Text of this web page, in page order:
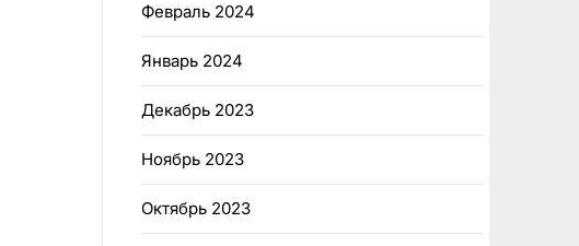
Февраль 2024
Январь 2024
Декабрь 2023
Ноябрь 2023
Октябрь 2023